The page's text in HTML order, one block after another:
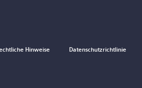
Hinweise Datenschutzrichtlinie